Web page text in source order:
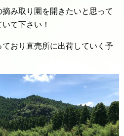
み取り園を開きたいと思って
て下さい！
おり直売所に出荷していく予